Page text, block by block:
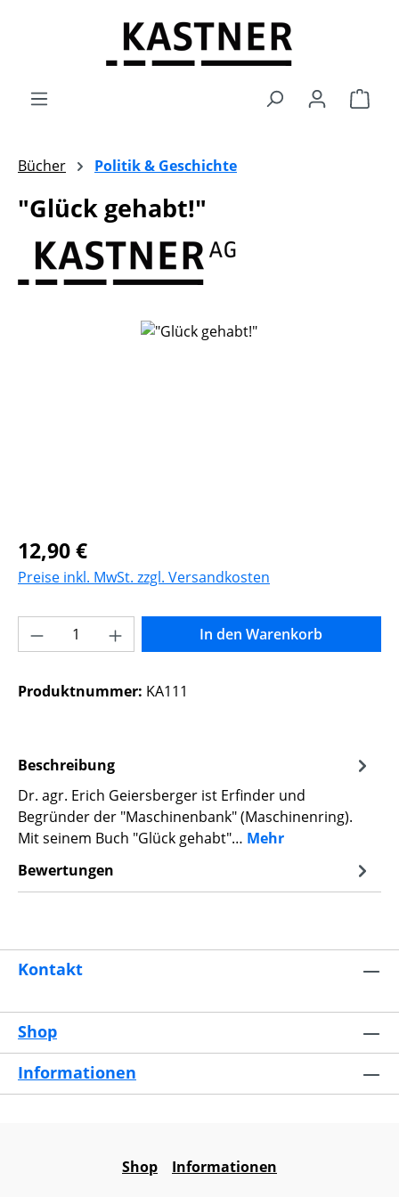
Zum Hauptinhalt springen
Bücher Politik & Geschichte
"Glück gehabt!"
Bildergalerie überspringen
Regulärer Preis:
12,90 €
Preise inkl. MwSt. zzgl. Versandkosten
Produkt Anzahl: Gib den gewünschten
In den Warenkorb
Produktnummer: KA111
Beschreibung
Dr. agr. Erich Geiersberger ist Erfinder und
Begründer der "Maschinenbank" (Maschinenring).
Mit seinem Buch "Glück gehabt"… Mehr
Bewertungen
Kontakt
Shop
Informationen
Shop Informationen